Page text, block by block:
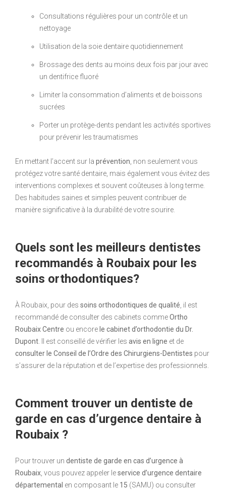
Consultations régulières pour un contrôle et un
nettoyage
Utilisation de la soie dentaire quotidiennement
Brossage des dents au moins deux fois par jour avec
un dentifrice fluoré
Limiter la consommation d’aliments et de boissons
sucrées
Porter un protège-dents pendant les activités sportives
pour prévenir les traumatismes
En mettant l’accent sur la prévention , non seulement vous
protégez votre santé dentaire, mais également vous évitez des
interventions complexes et souvent coûteuses à long terme.
Des habitudes saines et simples peuvent contribuer de
manière significative à la durabilité de votre sourire.
Quels sont les meilleurs dentistes
recommandés à Roubaix pour les
soins orthodontiques?
À Roubaix, pour des soins orthodontiques de qualité , il est
recommandé de consulter des cabinets commeOrtho
Roubaix Centre ou encorele cabinet d’orthodontie du Dr.
Dupont . Il est conseillé de vérifier les avis en ligne et de
consulter le Conseil de l’Ordre des Chirurgiens-Dentistes pour
s’assurer de la réputation et de l’expertise des professionnels.
Comment trouver un dentiste de
garde en cas d’urgence dentaire à
Roubaix ?
Pour trouver un dentiste de garde en cas d’urgence à
Roubaix , vous pouvez appeler leservice d’urgence dentaire
départemental en composant le 15 (SAMU) ou consulter